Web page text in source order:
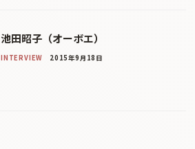
池田昭子（オーボエ）
INTERVIEW 2015年9月18日